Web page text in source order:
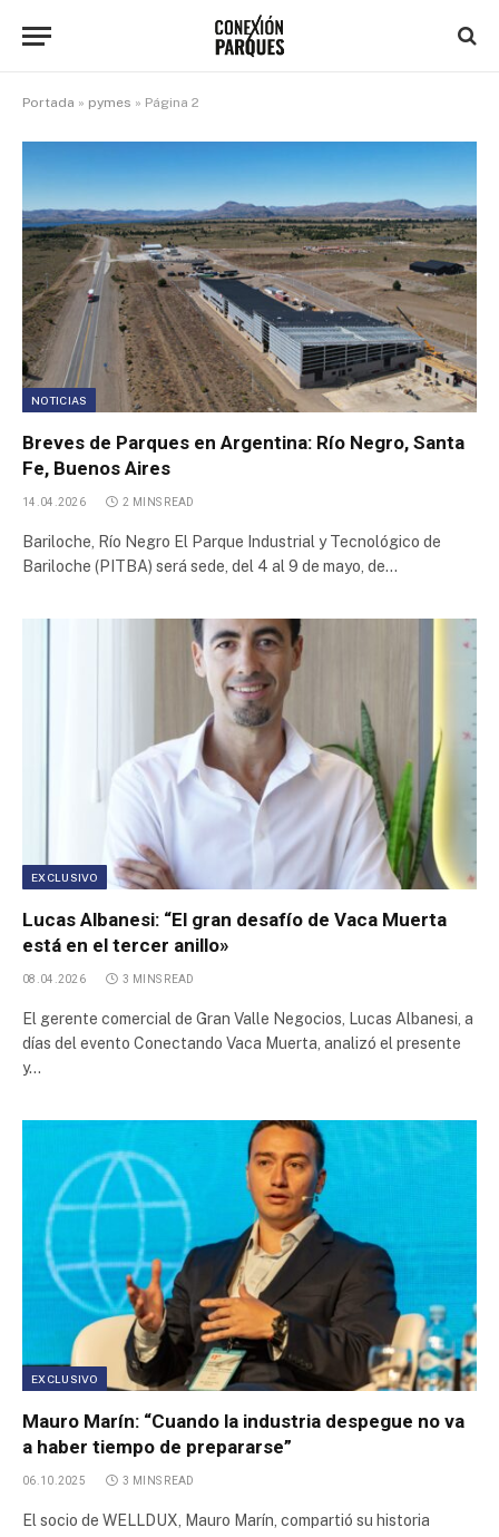
Portada » pymes » Página 2
NOTICIAS
Breves de Parques en Argentina: Río Negro, Santa
Fe, Buenos Aires
14.04.2026 2 MINS READ
Bariloche, Río Negro El Parque Industrial y Tecnológico de
Bariloche (PITBA) será sede, del 4 al 9 de mayo, de…
EXCLUSIVO
Lucas Albanesi: “El gran desafío de Vaca Muerta
está en el tercer anillo»
08.04.2026 3 MINS READ
El gerente comercial de Gran Valle Negocios, Lucas Albanesi, a
días del evento Conectando Vaca Muerta, analizó el presente
y…
EXCLUSIVO
Mauro Marín: “Cuando la industria despegue no va
a haber tiempo de prepararse”
06.10.2025 3 MINS READ
El socio de WELLDUX, Mauro Marín, compartió su historia